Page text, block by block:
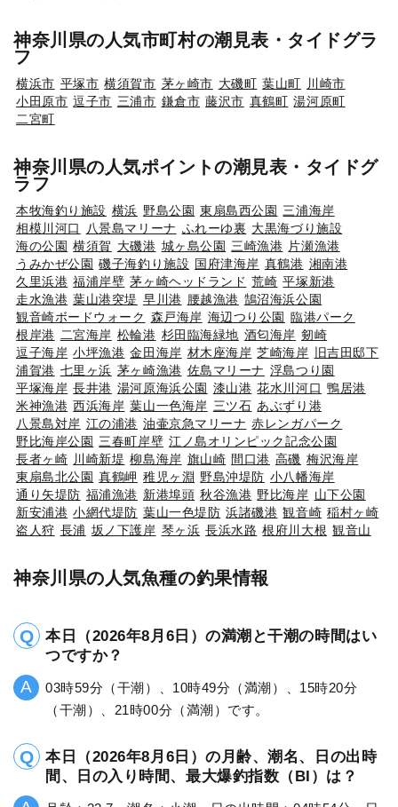
神奈川県の人気市町村の潮見表・タイドグラ
フ
横浜市 平塚市 横須賀市 茅ヶ崎市 大磯町 葉山町
川崎市
小田原市 逗子市 三浦市 鎌倉市 藤沢市 真鶴町 湯河原町
二宮町
神奈川県の人気ポイントの潮見表・タイドグ
ラフ
本牧海釣り施設 横浜 野島公園 東扇島西公園 三浦海岸
相模川河口
八景島マリーナ ふれーゆ裏 大黒海づり施設
海の公園 横須賀 大磯港 城ヶ島公園 三崎漁港 片瀬漁港
うみかぜ公園 磯子海釣り施設 国府津海岸 真鶴港 湘南港
久里浜港 福浦岸壁 茅ヶ崎ヘッドランド 荒崎 平塚新港
走水漁港 葉山港突堤 早川港 腰越漁港 鵠沼海浜公園
観音崎ボードウォーク 森戸海岸 海辺つり公園 臨港パーク
根岸港 二宮海岸 松輪港 杉田臨海緑地 酒匂海岸 剱崎
逗子海岸 小坪漁港 金田海岸 材木座海岸 芝崎海岸 旧吉田邸下
浦賀港 七里ヶ浜 茅ヶ崎漁港 佐島マリーナ 浮島つり園
平塚海岸 長井港 湯河原海浜公園 漆山港 花水川河口 鴨居港
米神漁港 西浜海岸 葉山一色海岸 三ツ石 あぶずり港
八景島対岸 江の浦港 油壷京急マリーナ 赤レンガパーク
野比海岸公園 三春町岸壁 江ノ島オリンピック記念公園
長者ヶ崎 川崎新堤 柳島海岸 旗山崎 間口港 高磯 梅沢海岸
東扇島北公園 真鶴岬 稚児ヶ淵 野島沖堤防 小八幡海岸
通り矢堤防 福浦漁港 新港埠頭 秋谷漁港 野比海岸 山下公園
新安浦港 小網代堤防 葉山一色堤防 浜諸磯港 観音崎 稲村ヶ崎
盗人狩 長浦 坂ノ下護岸 琴ヶ浜 長浜水路 根府川大根 観音山
神奈川県の人気魚種の釣果情報
本日（2026年8月6日）の満潮と干潮の時間はい
つですか？
03時59分（干潮）、10時49分（満潮）、15時20分
（干潮）、21時00分（満潮）です。
本日（2026年8月6日）の月齢、潮名、日の出時
間、日の入り時間、最大爆釣指数（BI）は？